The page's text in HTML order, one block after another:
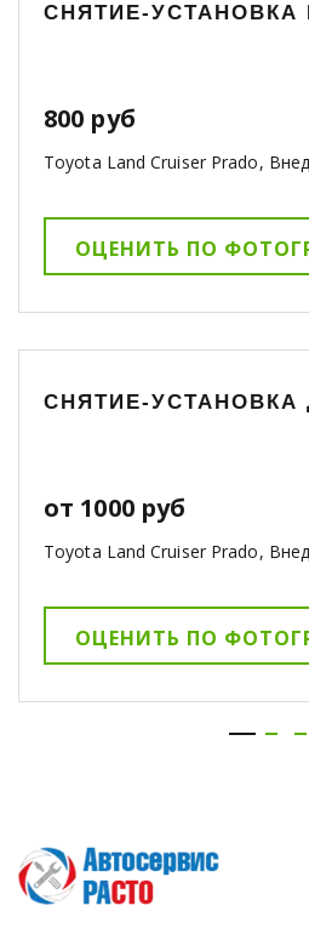
СНЯТИЕ-УСТАНОВКА
800 руб
Toyota Land Cruiser Prado,
ОЦЕНИТЬ ПО
СНЯТИЕ-УСТАНОВКА
от 1000 руб
Toyota Land Cruiser Prado,
ОЦЕНИТЬ ПО